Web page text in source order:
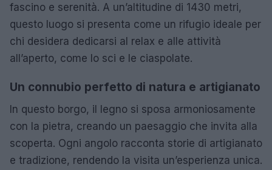
fascino e serenità. A un’altitudine di 1430 metri,
questo luogo si presenta come un rifugio ideale per
chi desidera dedicarsi al relax e alle attività
all’aperto, come lo sci e le ciaspolate.
Un connubio perfetto di natura e artigianato
In questo borgo, il legno si sposa armoniosamente
con la pietra, creando un paesaggio che invita alla
scoperta. Ogni angolo racconta storie di artigianato
e tradizione, rendendo la visita un’esperienza unica.